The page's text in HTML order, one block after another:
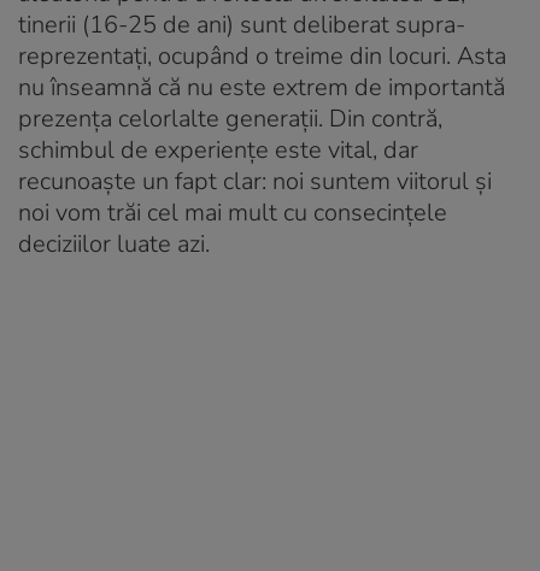
tinerii (16-25 de ani) sunt deliberat supra-
reprezentați, ocupând o treime din locuri. Asta
nu înseamnă că nu este extrem de importantă
prezența celorlalte generații. Din contră,
schimbul de experiențe este vital, dar
recunoaște un fapt clar: noi suntem viitorul și
noi vom trăi cel mai mult cu consecințele
deciziilor luate azi.